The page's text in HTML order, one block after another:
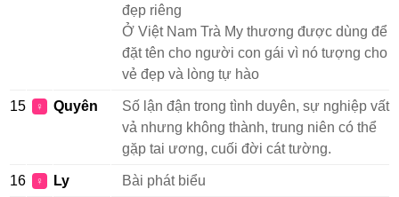
đẹp riêng
Ở Việt Nam Trà My thương được dùng để
đặt tên cho người con gái vì nó tượng cho
vẻ đẹp và lòng tự hào
15 ♀ Quyên
Số lận đận trong tình duyên, sự nghiệp vất
vả nhưng không thành, trung niên có thể
gặp tai ương, cuối đời cát tường.
16 ♀ Ly Bài phát biểu